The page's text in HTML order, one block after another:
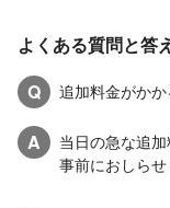
よくある質問と答え
Q
追加料金がか
A
当日の急な追
事前におしらせ